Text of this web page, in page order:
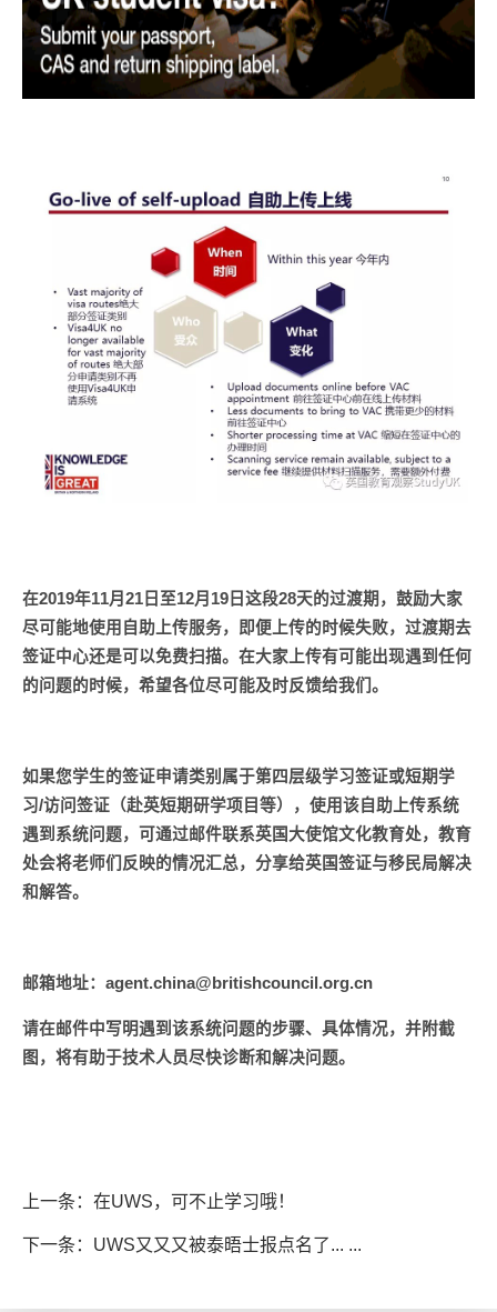
在2019年11月21日至12月19日这段28天的过渡期，鼓励大家
尽可能地使用自助上传服务，即便上传的时候失败，过渡期去
签证中心还是可以免费扫描。在大家上传有可能出现遇到任何
的问题的时候，希望各位尽可能及时反馈给我们。
如果您学生的签证申请类别属于第四层级学习签证或短期学
习/访问签证（赴英短期研学项目等），使用该自助上传系统
遇到系统问题，可通过邮件联系英国大使馆文化教育处，教育
处会将老师们反映的情况汇总，分享给英国签证与移民局解决
和解答。
邮箱地址：agent.china@britishcouncil.org.cn
请在邮件中写明遇到该系统问题的步骤、具体情况，并附截
图，将有助于技术人员尽快诊断和解决问题。
上一条：在UWS，可不止学习哦！
下一条：UWS又又又被泰晤士报点名了... ...